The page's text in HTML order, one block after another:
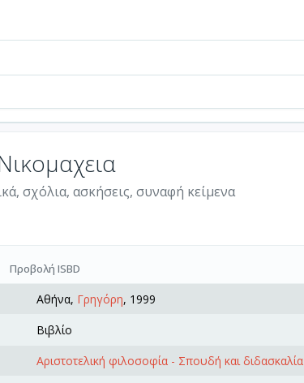
σχόλια, ασκήσεις, συναφή κείμενα
Προβολή ISBD
Αθήνα, Γρηγόρη, 1999
Βιβλίο
Αριστοτελική φιλοσοφία - Σπουδή και διδασκαλία